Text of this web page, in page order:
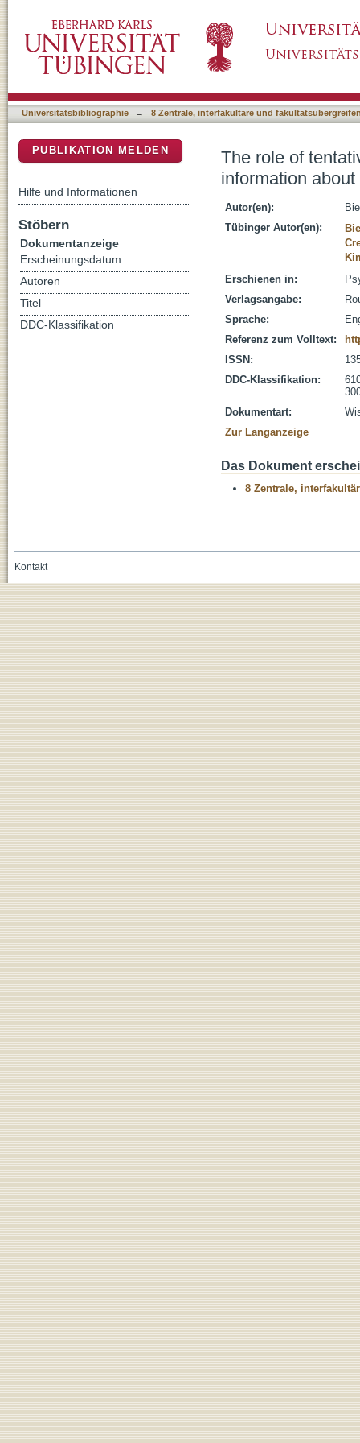
screening
Universitätsbibliographie → 8 Zentrale, interfakultäre und
The role of
information
Autor(en):
Tübinger Autor(en):
Erschienen in:
Verlagsangabe:
Sprache:
Referenz zum Volltext:
ISSN:
DDC-Klassifikation:
Dokumentart:
Zur Langanzeige
Das Dokument
8 Zentrale,
PUBLIKATION MELDEN
Hilfe und Informationen
Stöbern
Dokumentanzeige
Erscheinungsdatum
Autoren
Titel
DDC-Klassifikation
Kontakt